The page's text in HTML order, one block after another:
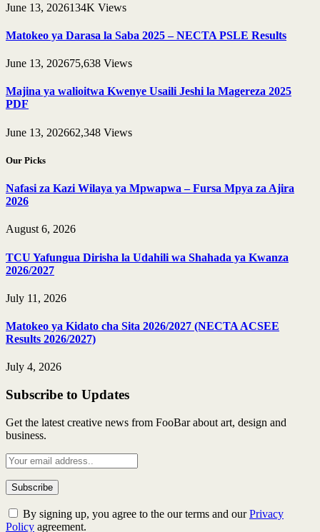
June 13, 2026134K Views
Matokeo ya Darasa la Saba 2025 – NECTA PSLE Results
June 13, 202675,638 Views
Majina ya walioitwa Kwenye Usaili Jeshi la Magereza 2025
PDF
June 13, 202662,348 Views
Our Picks
Nafasi za Kazi Wilaya ya Mpwapwa – Fursa Mpya za Ajira
2026
August 6, 2026
TCU Yafungua Dirisha la Udahili wa Shahada ya Kwanza
2026/2027
July 11, 2026
Matokeo ya Kidato cha Sita 2026/2027 (NECTA ACSEE
Results 2026/2027)
July 4, 2026
Subscribe to Updates
Get the latest creative news from FooBar about art, design and
business.
By signing up, you agree to the our terms and ourPrivacy
Policy agreement.